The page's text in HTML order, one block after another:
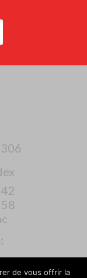
de vous offrir la